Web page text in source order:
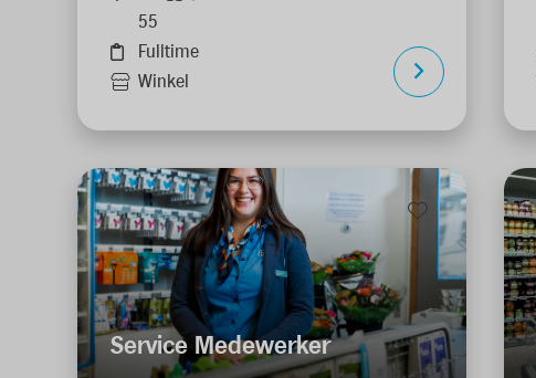
55
Fulltime
Winkel
Service Medewerker